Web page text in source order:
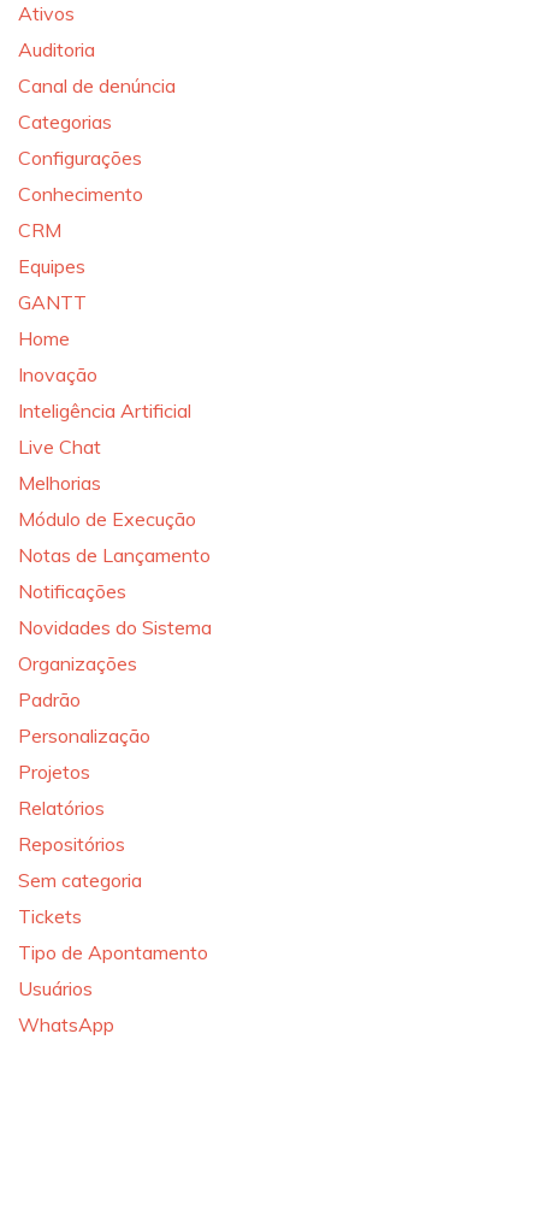
Ativos
Auditoria
Canal de denúncia
Categorias
Configurações
Conhecimento
CRM
Equipes
GANTT
Home
Inovação
Inteligência Artificial
Live Chat
Melhorias
Módulo de Execução
Notas de Lançamento
Notificações
Novidades do Sistema
Organizações
Padrão
Personalização
Projetos
Relatórios
Repositórios
Sem categoria
Tickets
Tipo de Apontamento
Usuários
WhatsApp